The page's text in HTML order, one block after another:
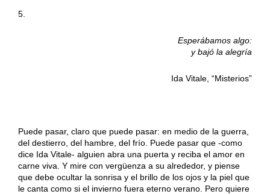
5.
Esperábamos algo:
y bajó la alegría
Ida Vitale, “Misterios”
Puede pasar, claro que puede pasar: en medio de la guerra,
del destierro, del hambre, del frío. Puede pasar que -como
dice Ida Vitale- alguien abra una puerta y reciba el amor en
carne viva. Y mire con vergüenza a su alrededor, y piense
que debe ocultar la sonrisa y el brillo de los ojos y la piel que
le canta como si el invierno fuera eterno verano. Pero quiere